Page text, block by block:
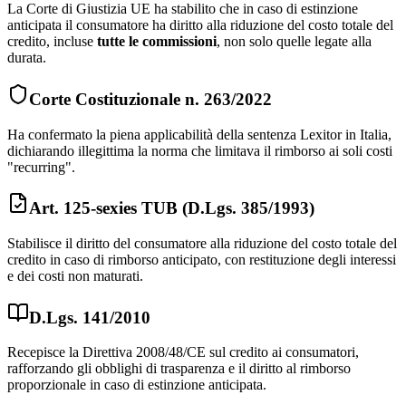
La Corte di Giustizia UE ha stabilito che in caso di estinzione
anticipata il consumatore ha diritto alla riduzione del costo totale del
credito, incluse tutte le commissioni, non solo quelle legate alla
durata.
Corte Costituzionale n. 263/2022
Ha confermato la piena applicabilità della sentenza Lexitor in Italia,
dichiarando illegittima la norma che limitava il rimborso ai soli costi
"recurring".
Art. 125-sexies TUB (D.Lgs. 385/1993)
Stabilisce il diritto del consumatore alla riduzione del costo totale del
credito in caso di rimborso anticipato, con restituzione degli interessi
e dei costi non maturati.
D.Lgs. 141/2010
Recepisce la Direttiva 2008/48/CE sul credito ai consumatori,
rafforzando gli obblighi di trasparenza e il diritto al rimborso
proporzionale in caso di estinzione anticipata.